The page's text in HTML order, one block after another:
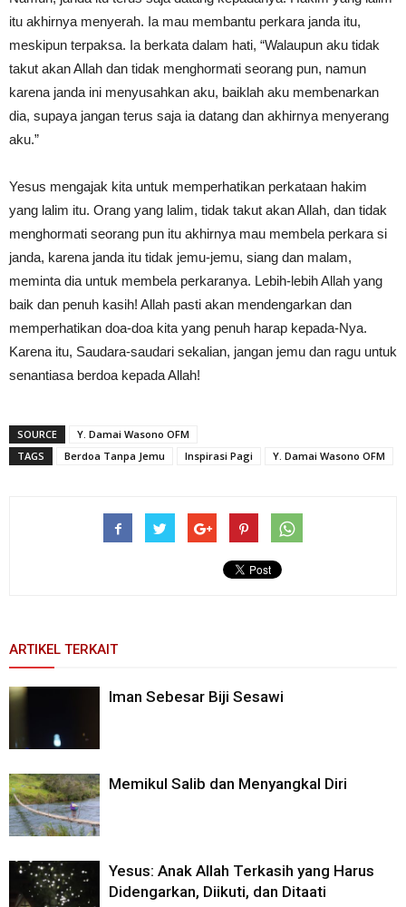
itu akhirnya menyerah. Ia mau membantu perkara janda itu,
meskipun terpaksa. Ia berkata dalam hati, “Walaupun aku tidak
takut akan Allah dan tidak menghormati seorang pun, namun
karena janda ini menyusahkan aku, baiklah aku membenarkan
dia, supaya jangan terus saja ia datang dan akhirnya menyerang
aku.”
Yesus mengajak kita untuk memperhatikan perkataan hakim
yang lalim itu. Orang yang lalim, tidak takut akan Allah, dan tidak
menghormati seorang pun itu akhirnya mau membela perkara si
janda, karena janda itu tidak jemu-jemu, siang dan malam,
meminta dia untuk membela perkaranya. Lebih-lebih Allah yang
baik dan penuh kasih! Allah pasti akan mendengarkan dan
memperhatikan doa-doa kita yang penuh harap kepada-Nya.
Karena itu, Saudara-saudari sekalian, jangan jemu dan ragu untuk
senantiasa berdoa kepada Allah!
SOURCE
Y. Damai Wasono OFM
TAGS
Berdoa Tanpa Jemu Inspirasi Pagi Y. Damai Wasono OFM
ARTIKEL TERKAIT
Iman Sebesar Biji Sesawi
Memikul Salib dan Menyangkal Diri
Yesus: Anak Allah Terkasih yang Harus
Didengarkan, Diikuti, dan Ditaati